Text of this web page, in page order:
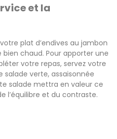
et la
plat d’endives au jambon
chaud. Pour apporter une
votre repas, servez votre
salade verte, assaisonnée
salade mettra en valeur ce
l’équilibre et du contraste.